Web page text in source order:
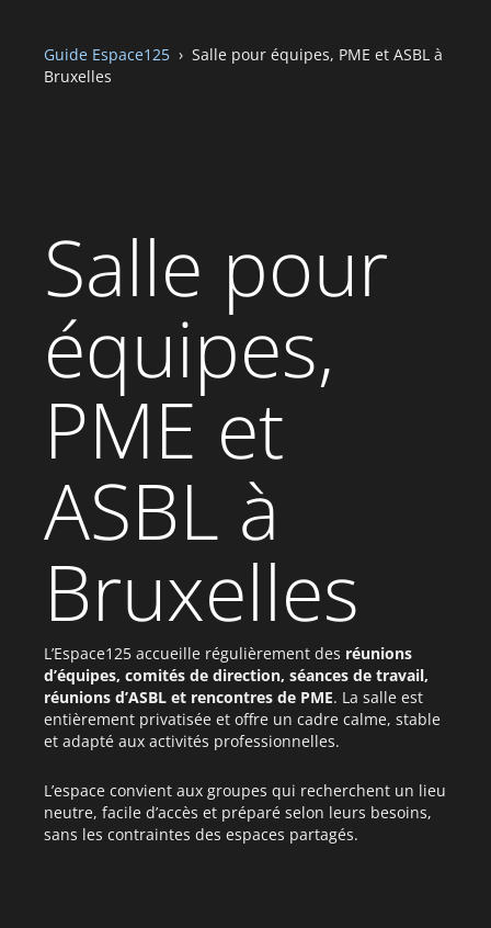
Guide Espace125 › Salle pour équipes, PME et ASBL à
Bruxelles
Salle pour
équipes,
PME et
ASBL à
Bruxelles
L’Espace125 accueille régulièrement des réunions
d’équipes, comités de direction, séances de travail,
réunions d’ASBL et rencontres de PME. La salle est
entièrement privatisée et offre un cadre calme, stable
et adapté aux activités professionnelles.
L’espace convient aux groupes qui recherchent un lieu
neutre, facile d’accès et préparé selon leurs besoins,
sans les contraintes des espaces partagés.